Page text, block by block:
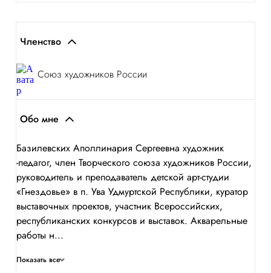
Членство
Союз художников России
Обо мне
Базилевских Аполлинария Сергеевна художник
-педагог, член Творческого союза художников России,
руководитель и преподаватель детской арт-студии
«Гнездовье» в п. Ува Удмуртской Республики, куратор
выставочных проектов, участник Всероссийских,
республиканских конкурсов и выставок. Акварельные
работы н...
Показать все